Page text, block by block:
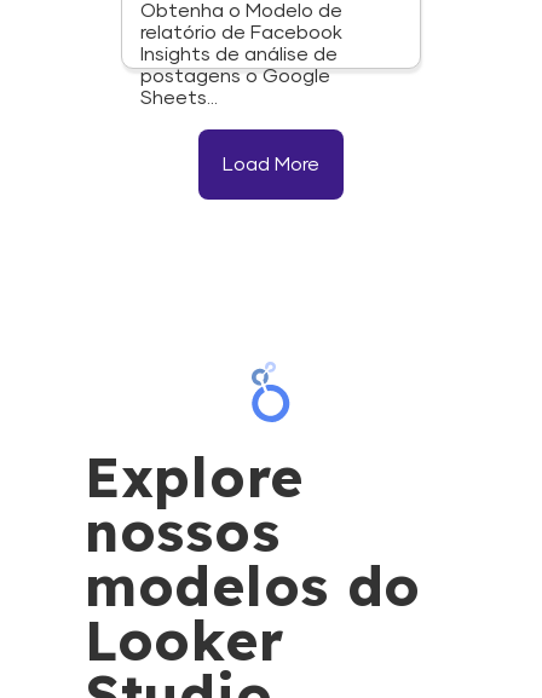
Obtenha o Modelo de
relatório de Facebook
Insights de análise de
postagens o Google
Sheets...
Load More
Explore
nossos
modelos do
Looker